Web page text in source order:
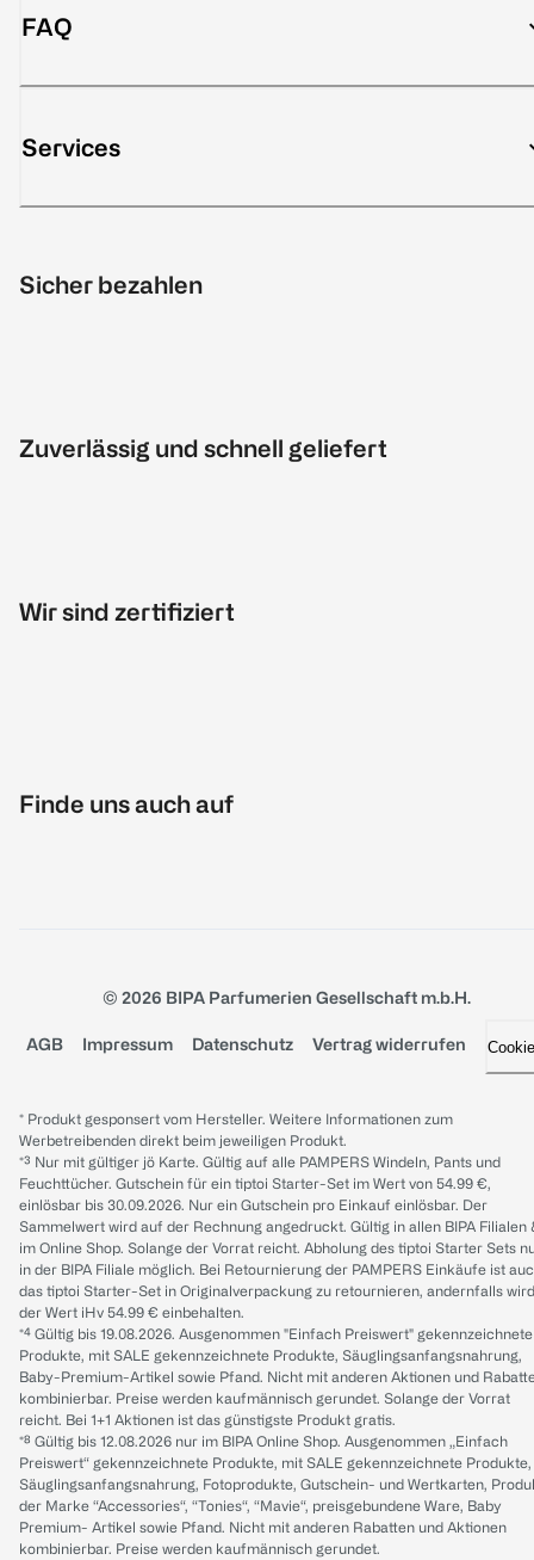
FAQ
Services
Sicher bezahlen
Zuverlässig und schnell geliefert
Wir sind zertifiziert
Finde uns auch auf
© 2026 BIPA Parfumerien Gesellschaft m.b.H.
AGB Impressum Datenschutz Vertrag widerrufen
* Produkt gesponsert vom Hersteller. Weitere Informationen zum
Werbetreibenden direkt beim jeweiligen Produkt.
*³ Nur mit gültiger jö Karte. Gültig auf alle PAMPERS Windeln, Pants und
Feuchttücher. Gutschein für ein tiptoi Starter-Set im Wert von 54.99 €,
einlösbar bis 30.09.2026. Nur ein Gutschein pro Einkauf einlösbar. Der
Sammelwert wird auf der Rechnung angedruckt. Gültig in allen BIPA Filialen
im Online Shop. Solange der Vorrat reicht. Abholung des tiptoi Starter Sets
in der BIPA Filiale möglich. Bei Retournierung der PAMPERS Einkäufe ist
das tiptoi Starter-Set in Originalverpackung zu retournieren, andernfalls wird
der Wert iHv 54.99 € einbehalten.
*⁴ Gültig bis 19.08.2026. Ausgenommen "Einfach Preiswert" gekennzeichnete
Produkte, mit SALE gekennzeichnete Produkte, Säuglingsanfangsnahrung,
Baby-Premium-Artikel sowie Pfand. Nicht mit anderen Aktionen und
kombinierbar. Preise werden kaufmännisch gerundet. Solange der Vorrat
reicht. Bei 1+1 Aktionen ist das günstigste Produkt gratis.
*⁸ Gültig bis 12.08.2026 nur im BIPA Online Shop. Ausgenommen „Einfach
Preiswert“ gekennzeichnete Produkte, mit SALE gekennzeichnete Produkte,
Säuglingsanfangsnahrung, Fotoprodukte, Gutschein- und Wertkarten,
der Marke “Accessories“, “Tonies“, “Mavie“, preisgebundene Ware, Baby
Premium- Artikel sowie Pfand. Nicht mit anderen Rabatten und Aktionen
kombinierbar. Preise werden kaufmännisch gerundet.